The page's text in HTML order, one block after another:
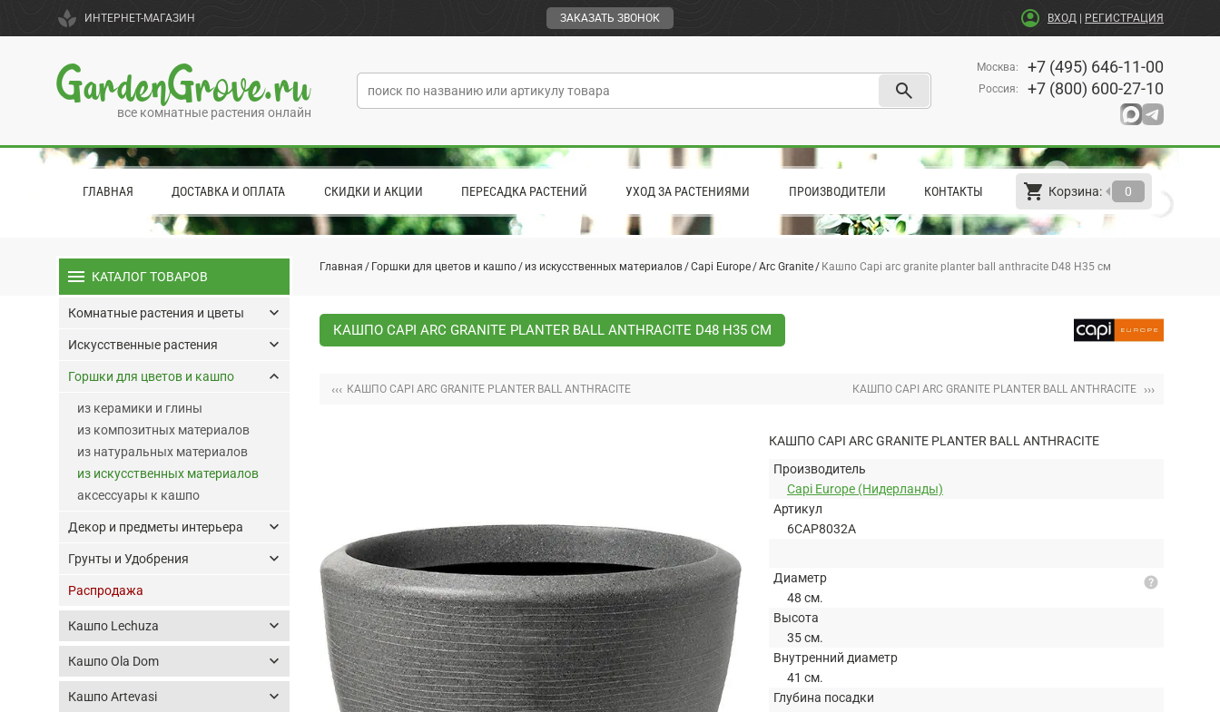
spa ИНТЕРНЕТ-МАГАЗИН ЗАКАЗАТЬ ЗВОНОК account_circle ВХОД РЕГИСТРАЦИЯ
GardenGrove.ru
все комнатные растения онлайн
search
Москва: +7 (495) 646-11-00
Россия: +7 (800) 600-27-10
ГЛАВНАЯ ДОСТАВКА И ОПЛАТА СКИДКИ И АКЦИИ ПЕРЕСАДКА РАСТЕНИЙ УХОД ЗА РАСТЕНИЯМИ ПРОИЗВОДИТЕЛИ КОНТАКТЫ shopping_cart Корзина: 0
arrow_left
Главная Горшки для цветов и кашпо из искусственных материалов Capi Europe Arc Granite Кашпо Capi arc granite planter ball anthracite D48 H35 см
КАШПО CAPI ARC GRANITE PLANTER BALL ANTHRACITE D48 H35 СМ
‹‹‹ КАШПО CAPI ARC GRANITE PLANTER BALL ANTHRACITE КАШПО CAPI ARC GRANITE PLANTER BALL ANTHRACITE ›››
КАШПО CAPI ARC GRANITE PLANTER BALL ANTHRACITE
Производитель
Capi Europe (Нидерланды)
Артикул
6CAP8032A
Диаметр
48 см.
Высота
35 см.
Внутренний диаметр
41 см.
Глубина посадки
help
menu КАТАЛОГ ТОВАРОВ
Комнатные растения и цветы keyboard_arrow_down
Искусственные растения keyboard_arrow_down
Горшки для цветов и кашпо keyboard_arrow_up
из керамики и глины
из композитных материалов
из натуральных материалов
из искусственных материалов
аксессуары к кашпо
Декор и предметы интерьера keyboard_arrow_down
Грунты и Удобрения keyboard_arrow_down
Распродажа
Кашпо Lechuza keyboard_arrow_down
Кашпо Ola Dom keyboard_arrow_down
Кашпо Artevasi keyboard_arrow_down